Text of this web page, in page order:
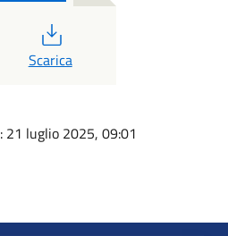
Scarica
: 21 luglio 2025, 09:01